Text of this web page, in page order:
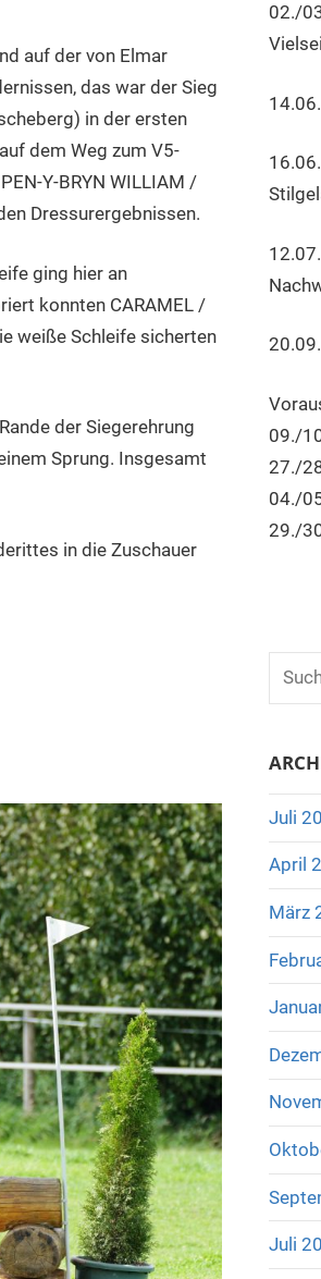
auf der von Elmar
das war der Sieg
in der ersten
dem Weg zum V5-
Y-BRYN WILLIAM /
Dressurergebnissen.
ging hier an
konnten CARAMEL /
weiße Schleife sicherten
der Siegerehrung
Sprung. Insgesamt
in die Zuschauer
02./
09./
27./
04./
29./
Suchen
Juli
April
März
Juli